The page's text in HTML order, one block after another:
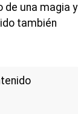
una magia y
también